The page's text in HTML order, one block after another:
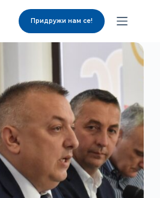
Придружи нам се!